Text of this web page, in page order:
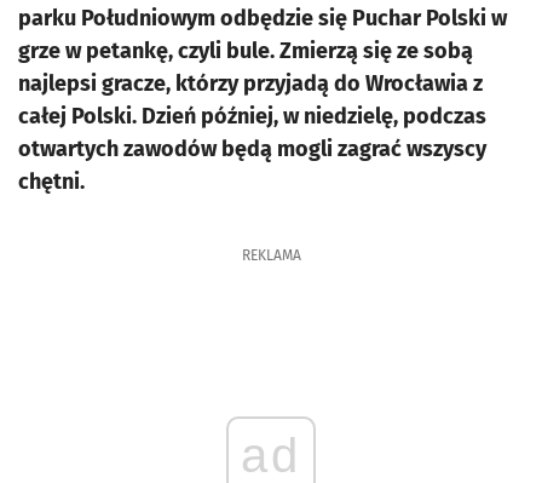
parku Południowym odbędzie się Puchar Polski w
grze w petankę, czyli bule. Zmierzą się ze sobą
najlepsi gracze, którzy przyjadą do Wrocławia z
całej Polski. Dzień później, w niedzielę, podczas
otwartych zawodów będą mogli zagrać wszyscy
chętni.
REKLAMA
ad